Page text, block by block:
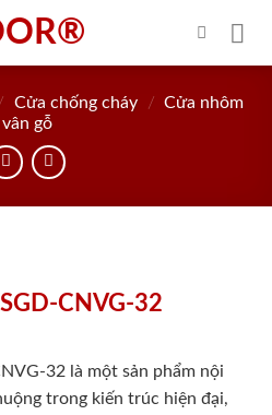
Cửa chống cháy / Cửa nhôm
vân gỗ
CNVG-32
32 là một sản phẩm nội
trong kiến trúc hiện đại,